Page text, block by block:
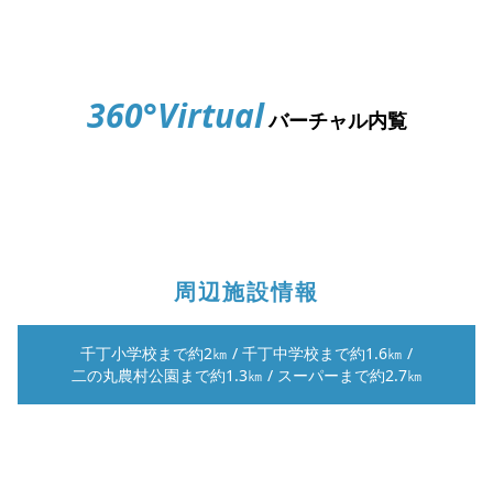
360°Virtualバーチャル内覧
周辺施設情報
千丁小学校まで約2㎞ / 千丁中学校まで約1.6㎞ /
二の丸農村公園まで約1.3㎞ / スーパーまで約2.7㎞